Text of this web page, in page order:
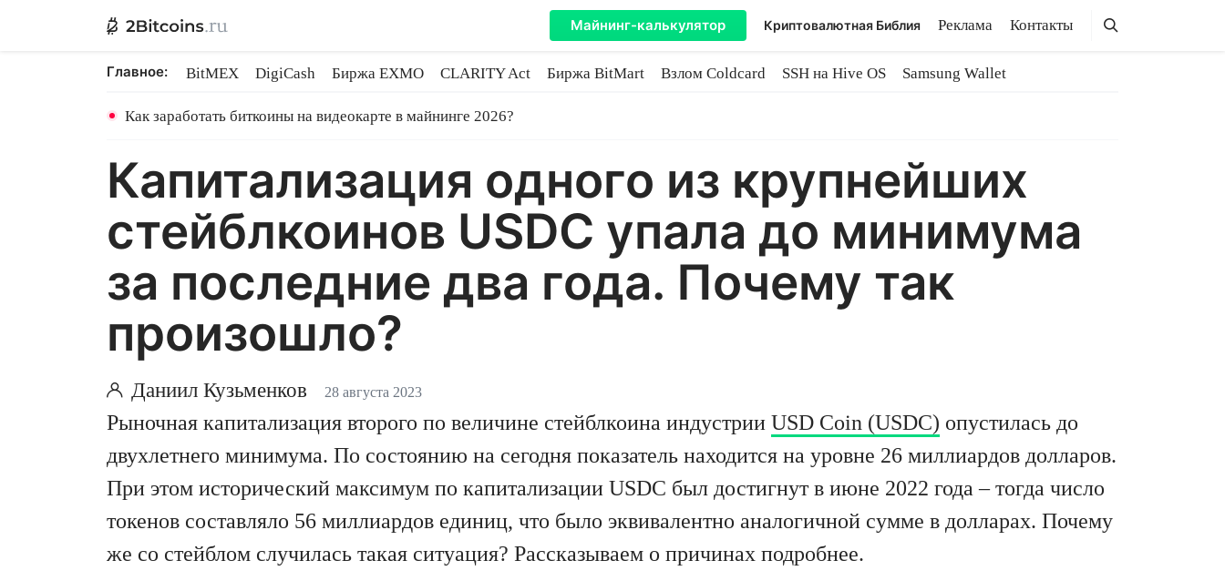
Майнинг-калькулятор Криптовалютная Библия Реклама Контакты Поиск
Поиск
Главное: BitMEX DigiCash Биржа EXMO CLARITY Act Биржа BitMart Взлом Coldcard SSH на Hive OS
Samsung Wallet
Как заработать биткоины на видеокарте в майнинге 2026?
Капитализация одного из крупнейших
стейблкоинов USDC упала до минимума
за последние два года. Почему так
произошло?
Даниил Кузьменков 28 августа 2023
Рыночная капитализация второго по величине стейблкоина индустрии USD Coin (USDC) опустилась до
двухлетнего минимума. По состоянию на сегодня показатель находится на уровне 26 миллиардов долларов.
При этом исторический максимум по капитализации USDC был достигнут в июне 2022 года – тогда число
токенов составляло 56 миллиардов единиц, что было эквивалентно аналогичной сумме в долларах. Почему
же со стейблом случилась такая ситуация? Рассказываем о причинах подробнее.